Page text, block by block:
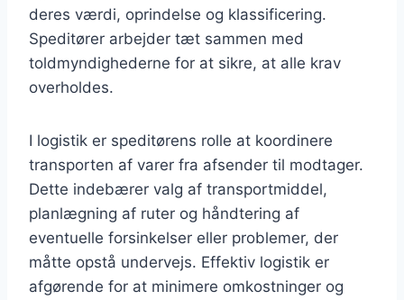
deres værdi, oprindelse og klassificering.
Speditører arbejder tæt sammen med
toldmyndighederne for at sikre, at alle krav
overholdes.
I logistik er speditørens rolle at koordinere
transporten af varer fra afsender til modtager.
Dette indebærer valg af transportmiddel,
planlægning af ruter og håndtering af
eventuelle forsinkelser eller problemer, der
måtte opstå undervejs. Effektiv logistik er
afgørende for at minimere omkostninger og